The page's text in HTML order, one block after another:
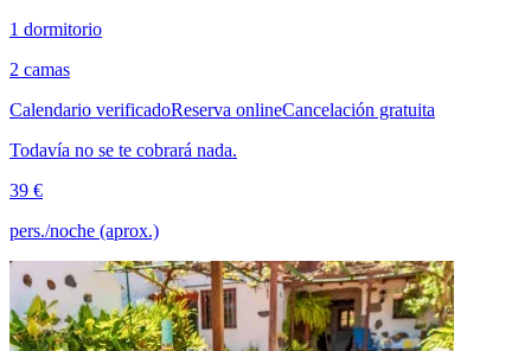
1 dormitorio
2 camas
Calendario verificadoReserva onlineCancelación gratuita
Todavía no se te cobrará nada.
39 €
pers./noche (aprox.)